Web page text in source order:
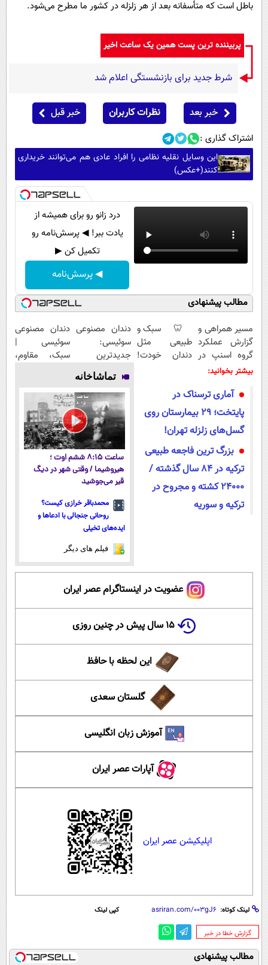
باطل است که متأسفانه بعد از هر زلزله در کشور ما مطرح می‌شود.
پربیننده ترین پست همین یک ساعت اخیر
شرط جدید برای بازنشستگی اعلام شد
خبر بعد نظرات کاربران خبر قبل
اشتراک گذاری :
این وسایل نقلیه نظامی را افراد عادی هم می‌توانند خریداری
کنند(+عکس)
درد زانو رو برای همیشه از
یادت ببر! ◀ پرسش‌نامه رو
تکمیل کن ▶
◀ پرسش‌نامه
مطالب پیشنهادی
مسیر همراهی و
گزارش عملکرد
گروه اسنپ در
۱۴۰۴
🦷 سبک و
طبیعی مثل
دندان خودت!
اقساطی 💳 📍
تهران
دندان مصنوعی
سوئیسی:
جدیدترین
فناوری اروپا،
سبک و مقاوم |
پرداخت قسطی
دندان مصنوعی
سوئیسی |
سبک، مقاوم،
اقساطی😍
بیشتر بخوانید:
آماری ترسناک در
پایتخت؛ ۲۹ بیمارستان روی
گسل‌های زلزله تهران!
بزرگ ترین فاجعه طبیعی
ترکیه در 84 سال گذشته /
24000 کشته و مجروح در
ترکیه و سوریه
تماشاخانه
ساعت ۸:۱۵ ششم اوت ؛
هیروشیما / وقتی شهر در دیگ
قیر می‌جوشید
محمدباقر خرازی کیست؟
روحانی جنجالی با ادعاها و
ایده‌های تخیلی
فیلم های دیگر
عضویت در اینستاگرام عصر ایران
۱۵ سال پیش در چنین روزی
این لحظه با حافظ
گلستان سعدی
آموزش زبان انگلیسی
آپارات عصر ایران
اپلیکیشن عصر ایران
لینک کوتاه: کپی لینک
‌گزارش خطا در خبر
مطالب پیشنهادی